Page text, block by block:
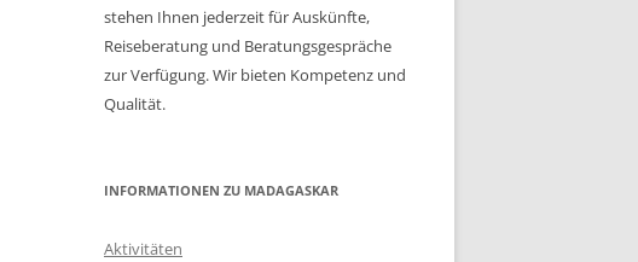
stehen Ihnen jederzeit für Auskünfte,
Reiseberatung und Beratungsgespräche
zur Verfügung. Wir bieten Kompetenz und
Qualität.
INFORMATIONEN ZU MADAGASKAR
Aktivitäten